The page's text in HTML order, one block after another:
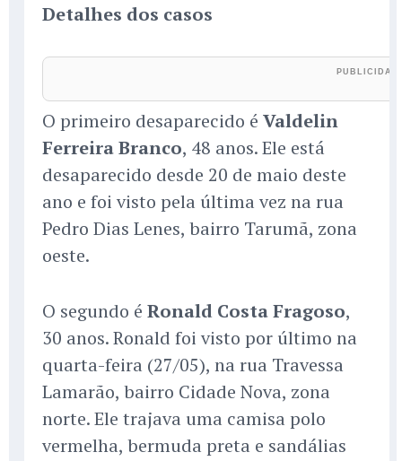
Detalhes dos casos
O primeiro desaparecido é Valdelin
Ferreira Branco, 48 anos. Ele está
desaparecido desde 20 de maio deste
ano e foi visto pela última vez na rua
Pedro Dias Lenes, bairro Tarumã, zona
oeste.
O segundo é Ronald Costa Fragoso,
30 anos. Ronald foi visto por último na
quarta-feira (27/05), na rua Travessa
Lamarão, bairro Cidade Nova, zona
norte. Ele trajava uma camisa polo
vermelha, bermuda preta e sandálias